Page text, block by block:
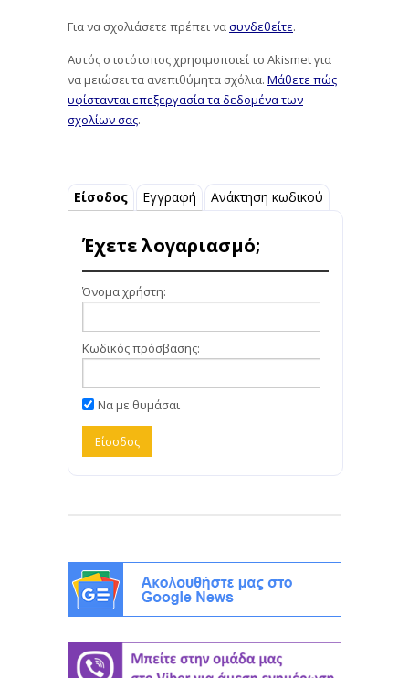
Για να σχολιάσετε πρέπει νασυνδεθείτε.
Αυτός ο ιστότοπος χρησιμοποιεί το Akismet για
να μειώσει τα ανεπιθύμητα σχόλια. Μάθετε πώς
υφίστανται επεξεργασία τα δεδομένα των
σχολίων σας.
Είσοδος Εγγραφή Ανάκτηση κωδικού
Έχετε λογαριασμό;
Όνομα χρήστη:
Κωδικός πρόσβασης:
Να με θυμάσαι